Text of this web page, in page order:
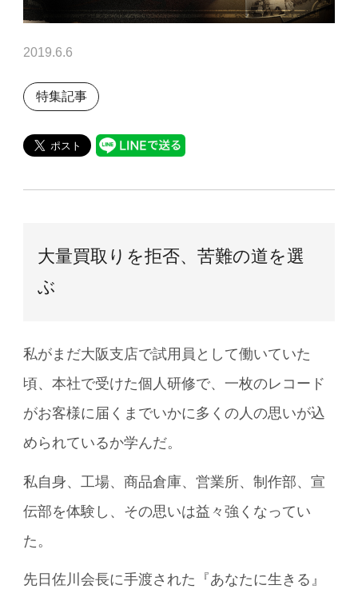
2019.6.6
特集記事
大量買取りを拒否、苦難の道を選
ぶ
私がまだ大阪支店で試用員として働いていた
頃、本社で受けた個人研修で、一枚のレコード
がお客様に届くまでいかに多くの人の思いが込
められているか学んだ。
私自身、工場、商品倉庫、営業所、制作部、宣
伝部を体験し、その思いは益々強くなってい
た。
先日佐川会長に手渡された『あなたに生きる』